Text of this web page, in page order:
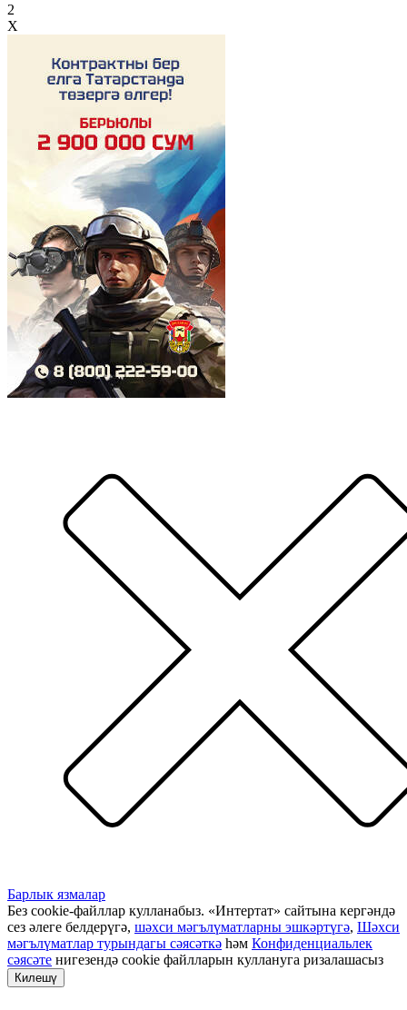
2
X
Барлык язмалар
Без cookie-файллар кулланабыз. «Интертат» сайтына кергәндә
сез әлеге белдерүгә, шәхси мәгълүматларны эшкәртүгә, Шәхси
мәгълүматлар турындагы сәясәткә һәм Конфиденциальлек
сәясәте нигезендә cookie файлларын куллануга ризалашасыз
Килешү